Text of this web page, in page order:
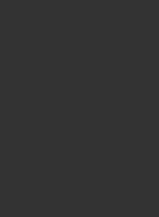
VOYAGE SPF KIT 선스크린